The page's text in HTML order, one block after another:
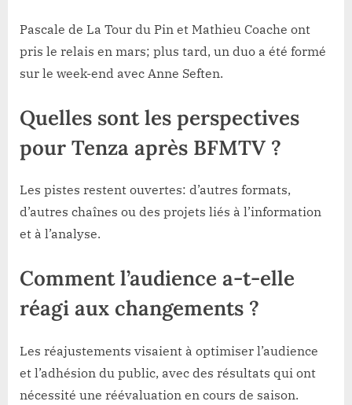
Pascale de La Tour du Pin et Mathieu Coache ont
pris le relais en mars; plus tard, un duo a été formé
sur le week-end avec Anne Seften.
Quelles sont les perspectives
pour Tenza après BFMTV ?
Les pistes restent ouvertes: d’autres formats,
d’autres chaînes ou des projets liés à l’information
et à l’analyse.
Comment l’audience a-t-elle
réagi aux changements ?
Les réajustements visaient à optimiser l’audience
et l’adhésion du public, avec des résultats qui ont
nécessité une réévaluation en cours de saison.